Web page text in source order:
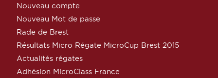
Nouveau compte
Nouveau Mot de passe
Rade de Brest
Résultats Micro Régate MicroCup Brest 2015
Actualités régates
Adhésion MicroClass France